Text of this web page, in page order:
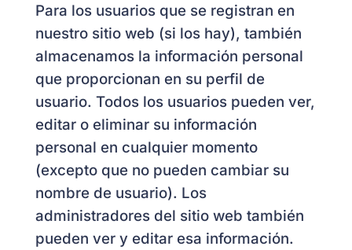
Para los usuarios que se registran en
nuestro sitio web (si los hay), también
almacenamos la información personal
que proporcionan en su perfil de
usuario. Todos los usuarios pueden ver,
editar o eliminar su información
personal en cualquier momento
(excepto que no pueden cambiar su
nombre de usuario). Los
administradores del sitio web también
pueden ver y editar esa información.